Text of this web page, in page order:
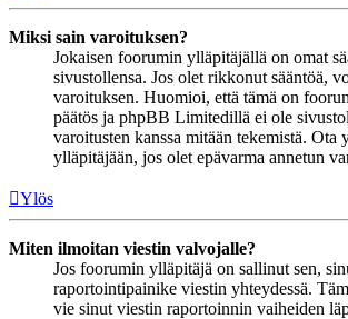
Miksi sain varoituksen?
Jokaisen foorumin ylläpitäjällä on omat
sivustollensa. Jos olet rikkonut sääntöä,
varoituksen. Huomioi, että tämä on
päätös ja phpBB Limitedillä ei ole
varoitusten kanssa mitään tekemistä. Ota
ylläpitäjään, jos olet epävarma annetun
Ylös
Miten ilmoitan viestin valvojalle?
Jos foorumin ylläpitäjä on sallinut sen,
raportointipainike viestin yhteydessä.
vie sinut viestin raportoinnin vaiheiden